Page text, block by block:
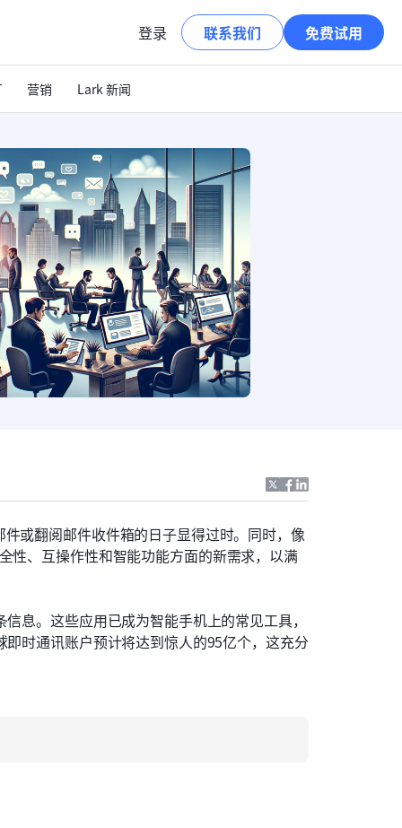
登录 联系我们 免费试用
营销 Lark 新闻
或翻阅邮件收件箱的日子显得过时。同时，像
性、互操作性和智能功能方面的新需求，以满
息。这些应用已成为智能手机上的常见工具，
时通讯账户预计将达到惊人的95亿个，这充分